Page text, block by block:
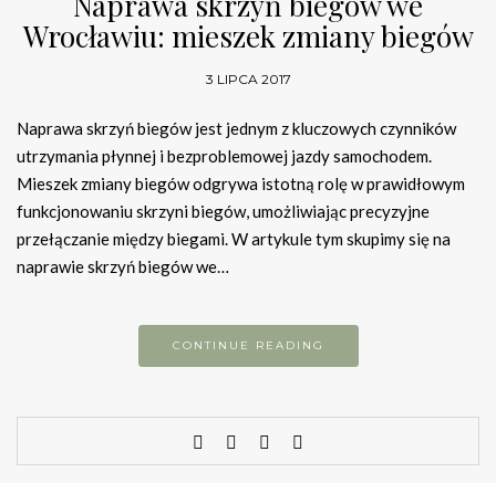
Wrocławiu: mieszek zmiany biegów
3 LIPCA 2017
Naprawa skrzyń biegów jest jednym z kluczowych czynników
utrzymania płynnej i bezproblemowej jazdy samochodem.
Mieszek zmiany biegów odgrywa istotną rolę w prawidłowym
funkcjonowaniu skrzyni biegów, umożliwiając precyzyjne
przełączanie między biegami. W artykule tym skupimy się na
naprawie skrzyń biegów we…
CONTINUE READING